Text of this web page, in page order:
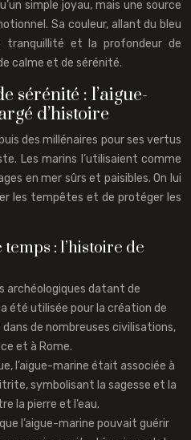
simple joyau, mais une source
Sa couleur, allant du bleu
tranquillité et la profondeur de
calme et de sérénité.
sérénité : l’aigue-
d’histoire
des millénaires pour ses vertus
Les marins l’utilisaient comme
en mer sûrs et paisibles. On lui
les tempêtes et de protéger les
: l’histoire de
archéologiques datant de
a été utilisée pour la création de
dans de nombreuses civilisations,
et à Rome.
l’aigue-marine était associée à
symbolisant la sagesse et la
la pierre et l’eau.
l’aigue-marine pouvait guérir